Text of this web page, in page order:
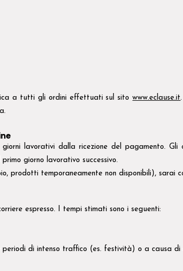
a tutti gli ordini effettuati sul sitowww.eclause.it
lavorativi dalla ricezione del pagamento.
giorno lavorativo successivo.
prodotti temporaneamente non disponibili), sarai
espresso. I tempi stimati sono i seguenti:
di intenso traffico (es. festività) o a causa di